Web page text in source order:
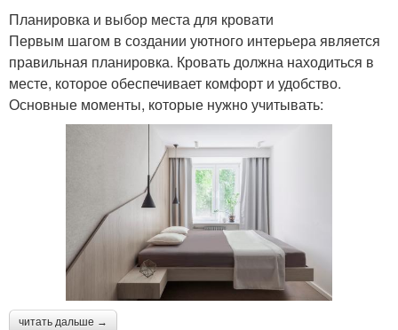
Планировка и выбор места для кровати
Первым шагом в создании уютного интерьера является
правильная планировка. Кровать должна находиться в
месте, которое обеспечивает комфорт и удобство.
Основные моменты, которые нужно учитывать:
читать дальше →